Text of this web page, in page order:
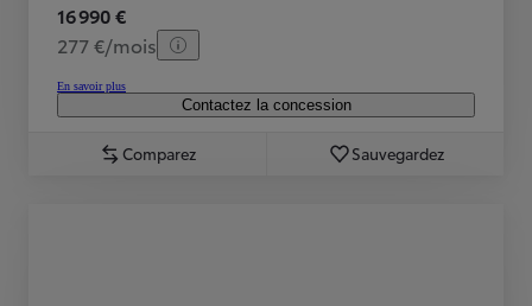
16 990 €
277 €/mois
En savoir plus
Contactez la concession
Comparez Sauvegardez